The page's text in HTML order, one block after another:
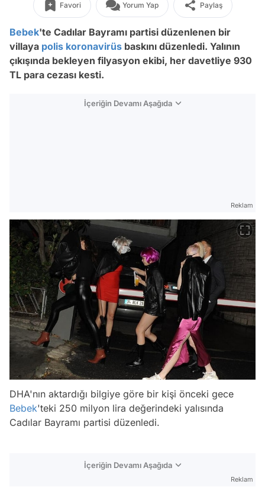
Favori Yorum Yap Paylaş
Bebek'te Cadılar Bayramı partisi düzenlenen bir
villaya polis koronavirüs baskını düzenledi. Yalının
çıkışında bekleyen filyasyon ekibi, her davetliye 930
TL para cezası kesti.
İçeriğin Devamı Aşağıda
Reklam
DHA'nın aktardığı bilgiye göre bir kişi önceki gece
Bebek'teki 250 milyon lira değerindeki yalısında
Cadılar Bayramı partisi düzenledi.
İçeriğin Devamı Aşağıda
Reklam